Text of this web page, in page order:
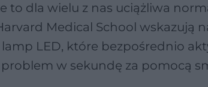
to dla wielu z nas uciążliwa
Medical School wskazują
LED, które bezpośrednio
w sekundę za pomocą